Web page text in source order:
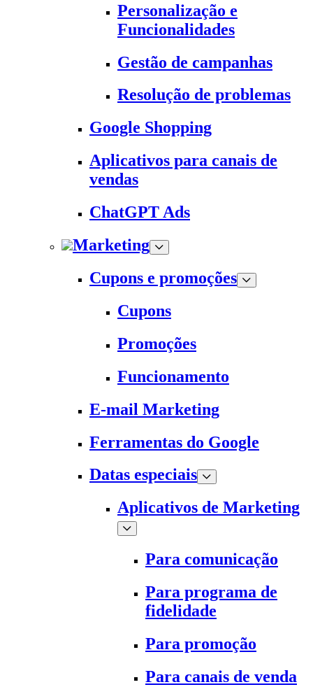
Personalização e
Funcionalidades
Gestão de campanhas
Resolução de problemas
Google Shopping
Aplicativos para canais de
vendas
ChatGPT Ads
Marketing
Cupons e promoções
Cupons
Promoções
Funcionamento
E-mail Marketing
Ferramentas do Google
Datas especiais
Aplicativos de Marketing
Para comunicação
Para programa de
fidelidade
Para promoção
Para canais de venda